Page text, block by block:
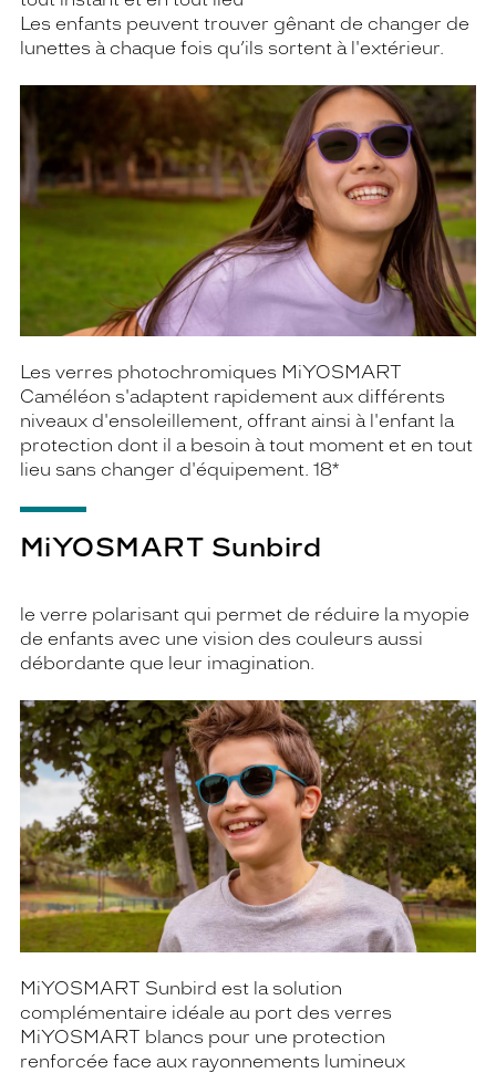
Les enfants peuvent trouver gênant de changer de
lunettes à chaque fois qu’ils sortent à l'extérieur.
Les verres photochromiques MiYOSMART
Caméléon s'adaptent rapidement aux différents
niveaux d'ensoleillement, offrant ainsi à l'enfant la
protection dont il a besoin à tout moment et en tout
lieu sans changer d'équipement. 18*
MiYOSMART Sunbird
le verre polarisant qui permet de réduire la myopie
de enfants avec une vision des couleurs aussi
débordante que leur imagination.
MiYOSMART Sunbird est la solution
complémentaire idéale au port des verres
MiYOSMART blancs pour une protection
renforcée face aux rayonnements lumineux